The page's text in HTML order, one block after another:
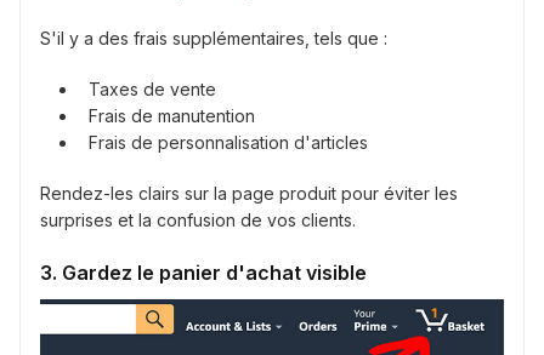
S'il y a des frais supplémentaires, tels que :
Taxes de vente
Frais de manutention
Frais de personnalisation d'articles
Rendez-les clairs sur la page produit pour éviter les
surprises et la confusion de vos clients.
3. Gardez le panier d'achat visible